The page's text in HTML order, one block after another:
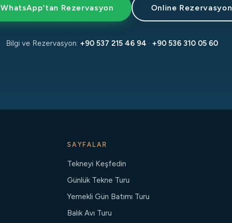
WhatsApp'tan Rezervasyon Online Rezervasyon
Bilgi ve Rezervasyon: +90 537 215 46 94 · +90 536 310 05 60
SAYFALAR
Tekneyi Keşfedin
Günlük Tekne Turu
Yemekli Gün Batımı Turu
Balık Avı Turu